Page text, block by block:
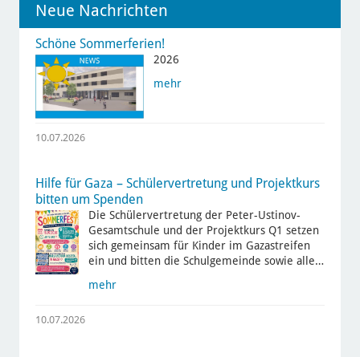
Neue Nachrichten
Schöne Sommerferien!
2026
mehr
10.07.2026
Hilfe für Gaza – Schülervertretung und Projektkurs
bitten um Spenden
Die Schülervertretung der Peter-Ustinov-
Gesamtschule und der Projektkurs Q1 setzen
sich gemeinsam für Kinder im Gazastreifen
ein und bitten die Schulgemeinde sowie alle…
mehr
10.07.2026